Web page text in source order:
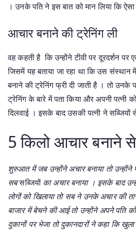
। उनके पति ने इस बात को मान लिया कि
आचार बनाने की ट्रेनिंग ली
वह कहती है कि उन्होंने टीवी पर दूरदर्शन पर
जिसमें यह बताया जा रहा था कि उस
बनाने की ट्रेनिंग फ्री दी जाती है । तो
ट्रेनिंग के बारे में पता किया और अपनी पत्नी
दिलवाई । इसके बाद उसकी पत्नी ने सब्जियों
5 किलो आचार
शुरुआत में जब उन्होंने अचार बनाया तो उन्होंने
सबसब्जियोंका अचार बनाया । इसके बाद
लोगों को खिलाया तो सब ने उनके अचार की
बाजार में बेचने की आई तो उन्होंने अपने पति
दुकानों पर भेजा तो दुकानदारों ने कहा कि